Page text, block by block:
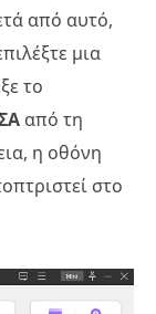
από αυτό,
μια
το
από τη
η οθόνη
στο